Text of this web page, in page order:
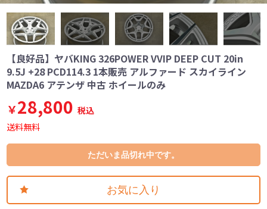
【良好品】ヤバKING 326POWER VVIP DEEP CUT 20in
9.5J +28 PCD114.3 1本販売 アルファード スカイライン
MAZDA6 アテンザ 中古 ホイールのみ
￥28,800 税込
送料無料
ただいま品切れ中です。
お気に入り